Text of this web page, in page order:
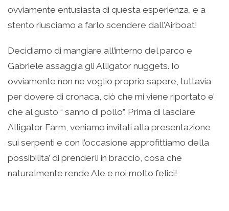
ovviamente entusiasta di questa esperienza, e a
stento riusciamo a farlo scendere dall’Airboat!
Decidiamo di mangiare all’interno del parco e
Gabriele assaggia gli Alligator nuggets. Io
ovviamente non ne voglio proprio sapere, tuttavia
per dovere di cronaca, ciò che mi viene riportato e’
che al gusto “ sanno di pollo”. Prima di lasciare
Alligator Farm, veniamo invitati alla presentazione
sui serpenti e con l’occasione approfittiamo della
possibilita’ di prenderli in braccio, cosa che
naturalmente rende Ale e noi molto felici!